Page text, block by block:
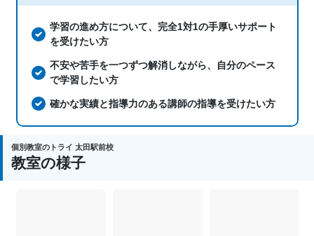
科目
国語、現代文、古典（古文・漢文）、算
数、数学、理科、物理、化学、生物、地
学、社会、倫理、日本史、世界史、歴史
情報、小論文
学習の進め方について、完全1対1の手厚いサポート
を受けたい方
不安や苦手を一つずつ解消しながら、自分のペース
で学習したい方
確かな実績と指導力のある講師の指導を受けたい方
個別教室のトライ 太田駅前校
教室の様子